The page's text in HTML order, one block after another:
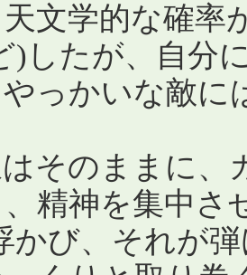
天文学的な確率
)したが、自分
っかいな敵に
そのままに、
精神を集中さ
かび、それが